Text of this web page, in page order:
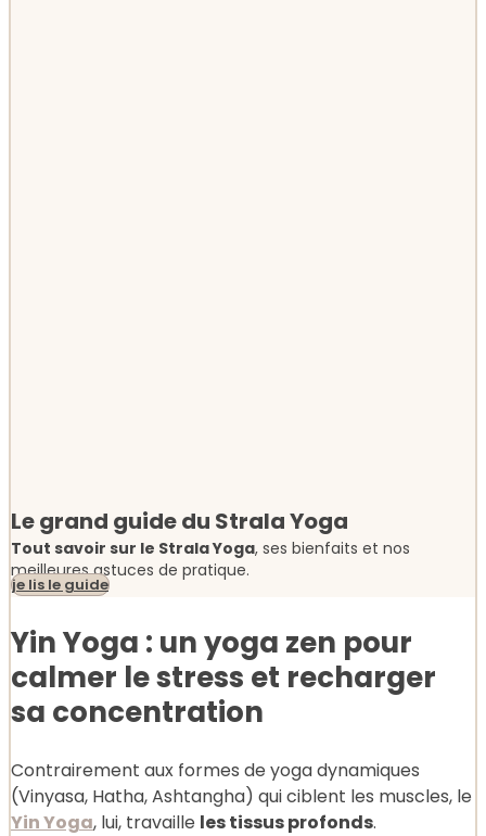
Le grand guide du Strala Yoga
Tout savoir sur le Strala Yoga, ses bienfaits et nos
meilleures astuces de pratique.
je lis le guide
Yin Yoga : un yoga zen pour
calmer le stress et recharger
sa concentration
Contrairement aux formes de yoga dynamiques
(Vinyasa, Hatha, Ashtangha) qui ciblent les muscles, le
Yin Yoga, lui, travaille les tissus profonds.